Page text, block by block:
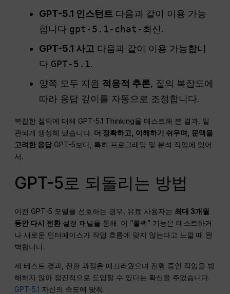
GPT-5.1 인스턴트 다음과 같이 이용 가능
합니다 gpt-5.1-chat-최신.
GPT-5.1 사고 다음과 같이 이용 가능합니
다 GPT-5.1.
양쪽 모두 지원 적응적 추론, 질의 복잡도에
따라 응답 깊이를 자동으로 조정합니다.
복잡한 질의에 대해 GPT-5.1 Thinking을 테스트해 본 결과, 일
관되게 생성해 냈습니다. 더 정확하고, 이해하기 쉬우며, 문맥을
고려한 응답 GPT-5보다, 특히 프로그래밍 및 분석 작업에 있어
서.
GPT-5로 되돌리는 방법
이전 GPT-5 모델을 선호하는 경우, 유료 사용자는 최대 3개월
동안 다시 전환 설정 패널을 통해. 이 “롤백” 기능은 테스트하거
나 새로운 인터페이스가 작업 흐름에 맞지 않는다고 느낄 때 완
벽합니다.
제 테스트 결과, 전환 과정은 매끄러웠으며 진행 중인 작업을 방
해하지 않아 점진적으로 도입할 수 있다는 확신을 주었습니다.
GPT-5.1 자신의 속도에 맞춰.